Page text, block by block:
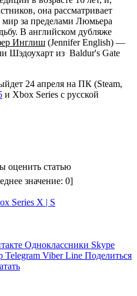
она рассматривает
за пределами Люмьера
В английском дубляже
Инглиш (Jennifer English) —
Шэдоухарт из Baldur's Gate
24 апреля на ПК (Steam,
и Xbox Series с русской
оценить статью
значение: 0]
Series X | S
Одноклассники Skype
Telegram Viber Line Поделиться